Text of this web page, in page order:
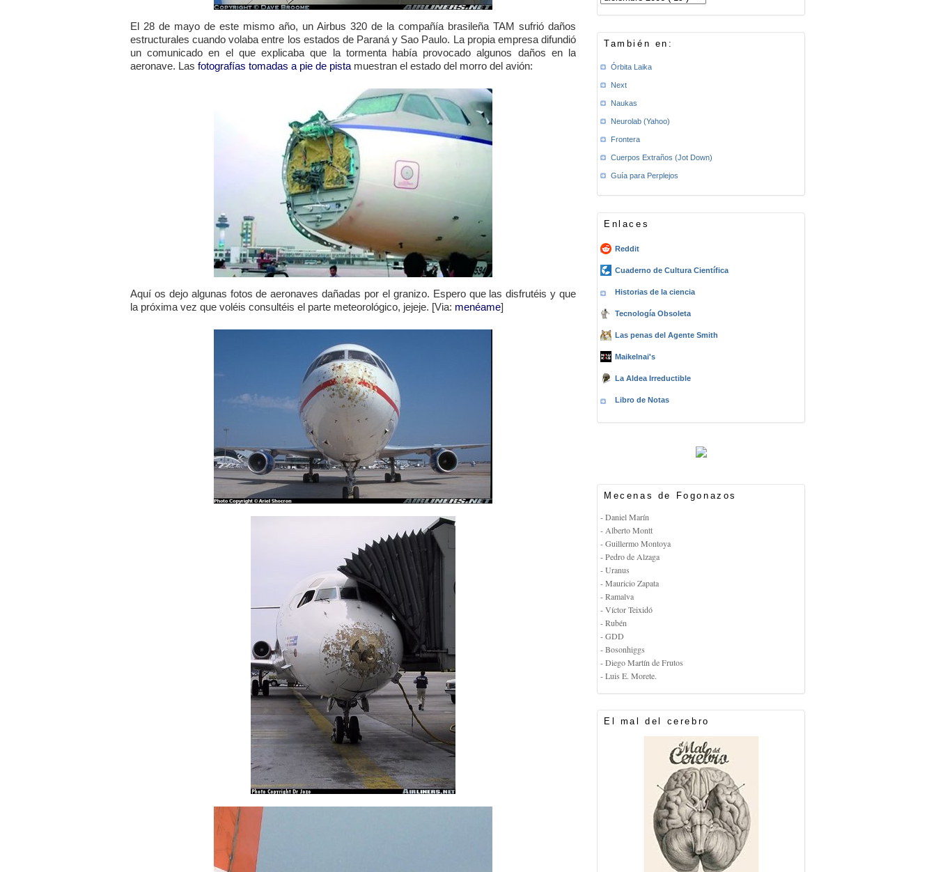
El 28 de mayo de este mismo año, un Airbus 320 de la compañía brasileña TAM sufrió daños
estructurales cuando volaba entre los estados de Paraná y Sao Paulo. La propia empresa difundió
un comunicado en el que explicaba que la tormenta había provocado algunos daños en la
aeronave. Las fotografías tomadas a pie de pista muestran el estado del morro del avión:
Aquí os dejo algunas fotos de aeronaves dañadas por el granizo. Espero que las disfrutéis y que
la próxima vez que voléis consultéis el parte meteorológico, jejeje. [Via: menéame]
También en:
Órbita Laika
Next
Naukas
Neurolab (Yahoo)
Frontera
Cuerpos Extraños (Jot Down)
Guía para Perplejos
Enlaces
Reddit
Cuaderno de Cultura Científica
Historias de la ciencia
Tecnología Obsoleta
Las penas del Agente Smith
Maikelnai's
La Aldea Irreductible
Libro de Notas
Mecenas de Fogonazos
- Daniel Marín
- Alberto Montt
- Guillermo Montoya
- Pedro de Alzaga
- Uranus
- Mauricio Zapata
- Ramalva
- Víctor Teixidó
- Rubén
- GDD
- Bosonhiggs
- Diego Martín de Frutos
- Luis E. Morete.
El mal del cerebro